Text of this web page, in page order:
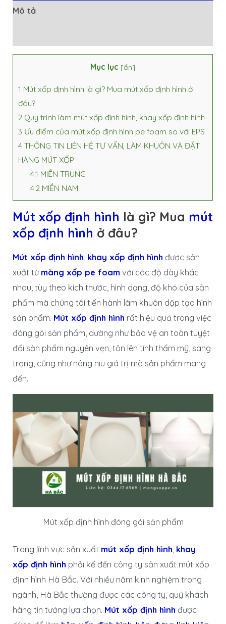
Mô tả
Mục lục [ẩn]
1 Mút xốp định hình là gì? Mua mút xốp định hình ở
đâu?
2 Quy trình làm mút xốp định hình, khay xốp định hình
3 Ưu điểm của mút xốp định hình pe foam so với EPS
4 THÔNG TIN LIÊN HỆ TƯ VẤN, LÀM KHUÔN VÀ ĐẶT
HÀNG MÚT XỐP
4.1 MIỀN TRUNG
4.2 MIỀN NAM
Mút xốp định hình là gì? Mua mút
xốp định hình ở đâu?
Mút xốp định hình khay xốp định hình được sản
xuất từ màng xốp pe foam với các độ dày khác
nhau, tùy theo kích thước, hình dạng, độ khó của sản
phẩm mà chúng tôi tiến hành làm khuôn dập tạo hình
sản phẩm. Mút xốp định hình rất hiệu quả trong việc
đóng gói sản phẩm, dường như bảo vệ an toàn tuyệt
đối sản phẩm nguyên vẹn, tôn lên tính thẩm mỹ, sang
trọng, cũng như nâng niu giá trị mà sản phẩm mang
đến.
Mút xốp định hình đóng gói sản phẩm
Trong lĩnh vực sản xuất mút xốp định hình, khay
xốp định hình phải kể đến công ty sản xuất mút xốp
định hình Hà Bắc. Với nhiều năm kinh nghiệm trong
ngành, Hà Bắc thường được các công ty, quý khách
hàng tin tưởng lựa chọn. Mút xốp định hình được